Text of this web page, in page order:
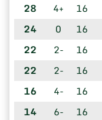
16
+4
28
16
0
24
16
-2
22
16
-2
22
16
-4
16
16
-6
14